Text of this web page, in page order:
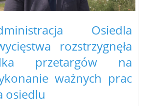
Osiedla
rozstrzygnęła
przetargów na
ważnych prac
osiedlu